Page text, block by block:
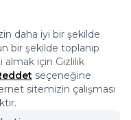
daha iyi bir şekilde
bir şekilde toplanıp
almak için Gizlilik
seçeneğine
sitemizin çalışması